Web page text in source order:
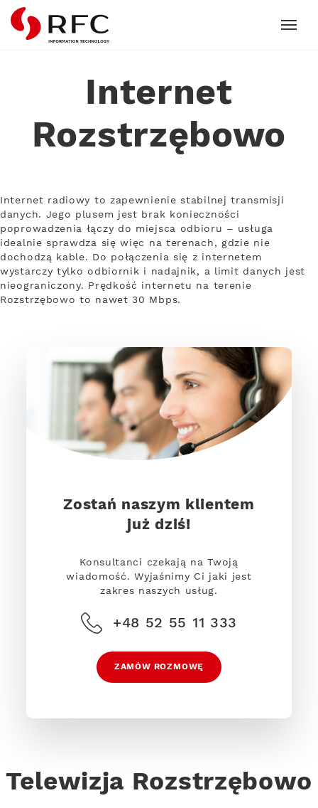
RFC
Internet
Rozstrzębowo
Internet radiowy to zapewnienie stabilnej transmisji
danych. Jego plusem jest brak konieczności
poprowadzenia łączy do miejsca odbioru – usługa
idealnie sprawdza się więc na terenach, gdzie nie
dochodzą kable. Do połączenia się z internetem
wystarczy tylko odbiornik i nadajnik, a limit danych jest
nieograniczony. Prędkość internetu na terenie
Rozstrzębowo to nawet 30 Mbps.
Zostań naszym klientem
już dziś!
Konsultanci czekają na Twoją
wiadomość. Wyjaśnimy Ci jaki jest
zakres naszych usług.
+48 52 55 11 333
ZAMÓW ROZMOWĘ
Telewizja Rozstrzębowo